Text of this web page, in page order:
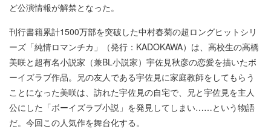
ど公演情報が解禁となった。
刊行書籍累計1500万部を突破した中村春菊の超ロングヒットシリ
ーズ「純情ロマンチカ」（発行：KADOKAWA）は、高校生の高橋
美咲と超有名小説家（兼BL小説家）宇佐見秋彦の恋愛を描いたボ
ーイズラブ作品。兄の友人である宇佐見に家庭教師をしてもらう
ことになった美咲は、訪れた宇佐見の自宅で、兄と宇佐見を主人
公にした「ボーイズラブ小説」を発見してしまい……という物語
だ。今回この人気作を舞台化する。